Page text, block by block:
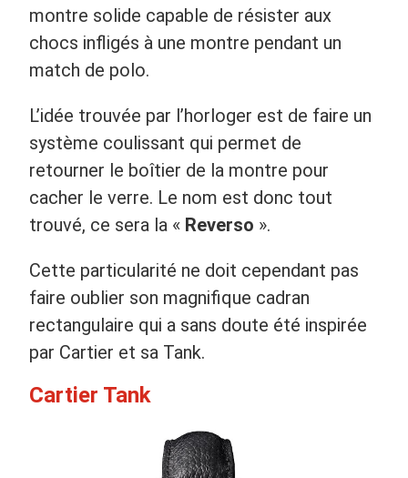
montre solide capable de résister aux
chocs infligés à une montre pendant un
match de polo.
L’idée trouvée par l’horloger est de faire un
système coulissant qui permet de
retourner le boîtier de la montre pour
cacher le verre. Le nom est donc tout
trouvé, ce sera la « Reverso ».
Cette particularité ne doit cependant pas
faire oublier son magnifique cadran
rectangulaire qui a sans doute été inspirée
par Cartier et sa Tank.
Cartier Tank